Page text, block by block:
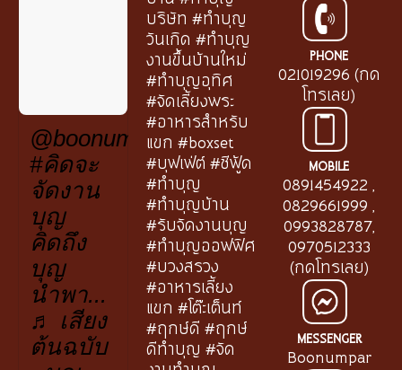
@boonumpar.th
#คิดจะ
จัดงาน
บุญ
คิดถึง
บุญ
นำพา...
♬ เสียง
ต้นฉบับ
บริษัท #ทำบุญ
วันเกิด #ทำบุญ
งานขึ้นบ้านใหม่
#ทำบุญอุทิศ
#จัดเลี้ยงพระ
#อาหารสำหรับ
แขก #boxset
#บุฟเฟ่ต์ #ซีฟู้ด
#ทำบุญ
#ทำบุญบ้าน
#รับจัดงานบุญ
#ทำบุญออฟฟิศ
#บวงสรวง
#อาหารเลี้ยง
แขก #โต๊ะเต็นท์
#ฤกษ์ดี #ฤกษ์
ดีทำบุญ #จัด
PHONE
021019296 (กด
โทรเลย)
MOBILE
0891454922,
0829661999,
0993828787,
0970512333
(กดโทรเลย)
MESSENGER
Boonumpar